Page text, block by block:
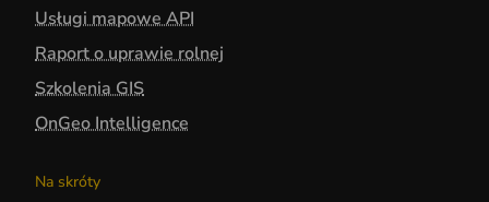
Usługi mapowe API
Raport o uprawie rolnej
Szkolenia GIS
OnGeo Intelligence
Na skróty